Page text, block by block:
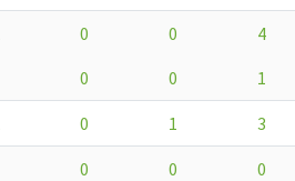
0 0 4
0 0 1
0 1 3
0 0 0